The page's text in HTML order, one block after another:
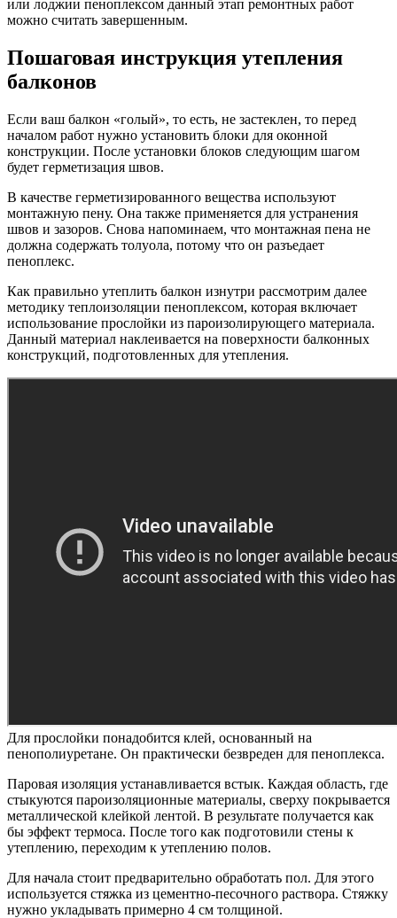
или лоджии пеноплексом данный этап ремонтных работ
можно считать завершенным.
Пошаговая инструкция утепления
балконов
Если ваш балкон «голый», то есть, не застеклен, то перед
началом работ нужно установить блоки для оконной
конструкции. После установки блоков следующим шагом
будет герметизация швов.
В качестве герметизированного вещества используют
монтажную пену. Она также применяется для устранения
швов и зазоров. Снова напоминаем, что монтажная пена не
должна содержать толуола, потому что он разъедает
пеноплекс.
Как правильно утеплить балкон изнутри рассмотрим далее
методику теплоизоляции пеноплексом, которая включает
использование прослойки из пароизолирующего материала.
Данный материал наклеивается на поверхности балконных
конструкций, подготовленных для утепления.
Для прослойки понадобится клей, основанный на
пенополиуретане. Он практически безвреден для пеноплекса.
Паровая изоляция устанавливается встык. Каждая область, где
стыкуются пароизоляционные материалы, сверху покрывается
металлической клейкой лентой. В результате получается как
бы эффект термоса. После того как подготовили стены к
утеплению, переходим к утеплению полов.
Для начала стоит предварительно обработать пол. Для этого
используется стяжка из цементно-песочного раствора. Стяжку
нужно укладывать примерно 4 см толщиной.